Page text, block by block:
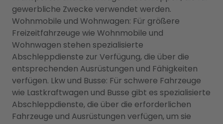
gewerbliche Zwecke verwendet werden.
Wohnmobile und Wohnwagen: Für größere
Freizeitfahrzeuge wie Wohnmobile und
Wohnwagen stehen spezialisierte
Abschleppdienste zur Verfügung, die über die
entsprechenden Ausrüstungen und Fähigkeiten
verfügen. Lkw und Busse: Für schwere Fahrzeuge
wie Lastkraftwagen und Busse gibt es spezialisierte
Abschleppdienste, die über die erforderlichen
Fahrzeuge und Ausrüstungen verfügen, um sie